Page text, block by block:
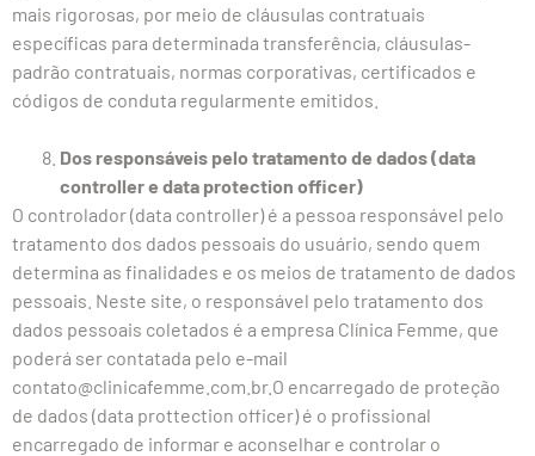
mais rigorosas, por meio de cláusulas contratuais
específicas para determinada transferência, cláusulas-
padrão contratuais, normas corporativas, certificados e
códigos de conduta regularmente emitidos.
Dos responsáveis pelo tratamento de dados (data
controller e data protection officer)
O controlador (data controller) é a pessoa responsável pelo
tratamento dos dados pessoais do usuário, sendo quem
determina as finalidades e os meios de tratamento de dados
pessoais. Neste site, o responsável pelo tratamento dos
dados pessoais coletados é a empresa Clínica Femme, que
poderá ser contatada pelo e-mail
contato@clinicafemme.com.br.O encarregado de proteção
de dados (data prottection officer) é o profissional
encarregado de informar e aconselhar e controlar o